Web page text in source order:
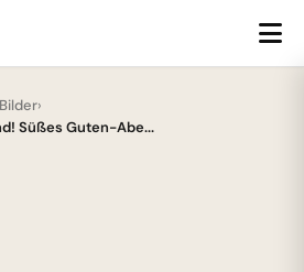
›
Süßes Guten-Abe...